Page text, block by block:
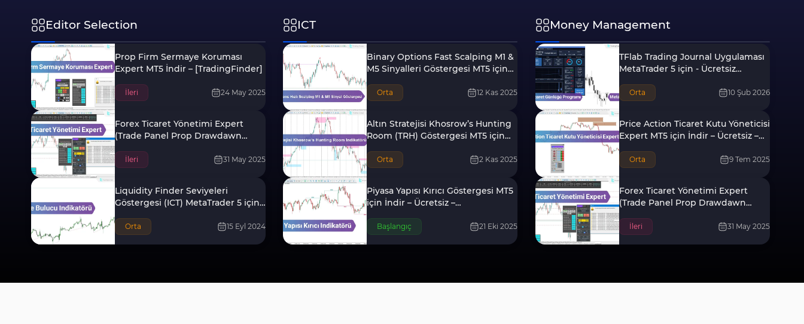
Editor Selection
Prop Firm Sermaye Koruması
Expert MT5 İndir – [TradingFinder]
İleri 24 May 2025
Forex Ticaret Yönetimi Expert
(Trade Panel Prop Drawdawn
İleri 31 May 2025
Liquidity Finder Seviyeleri
Göstergesi (ICT) MetaTrader 5 için
Orta 15 Eyl 2024
ICT
Binary Options Fast Scalping M1 &
M5 Sinyalleri Göstergesi MT5 için
Orta 12 Kas 2025
Altın Stratejisi Khosrow’s Hunting
Room (TRH) Göstergesi MT5 için
Orta 2 Kas 2025
Piyasa Yapısı Kırıcı Göstergesi MT5
için İndir – Ücretsiz –
Başlangıç 21 Eki 2025
Money Management
TFlab Trading Journal Uygulaması
MetaTrader 5 için - Ücretsiz
Orta 10 Şub 2026
Price Action Ticaret Kutu Yöneticisi
Expert MT5 için İndir – Ücretsiz –
[TFlab]
Orta 9 Tem 2025
Forex Ticaret Yönetimi Expert
(Trade Panel Prop Drawdawn
Limiter) MT5 için
İleri 31 May 2025